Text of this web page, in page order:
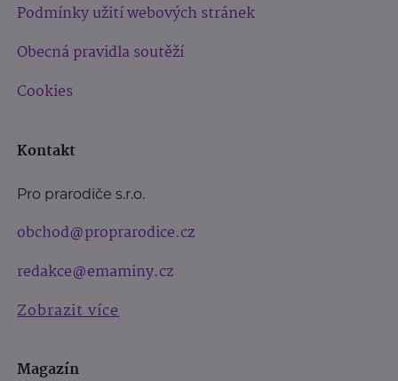
Podmínky užití webových stránek
Obecná pravidla soutěží
Cookies
Kontakt
Pro prarodiče s.r.o.
obchod@proprarodice.cz
redakce@emaminy.cz
Zobrazit více
Magazín